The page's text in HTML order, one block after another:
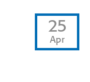
25
Apr